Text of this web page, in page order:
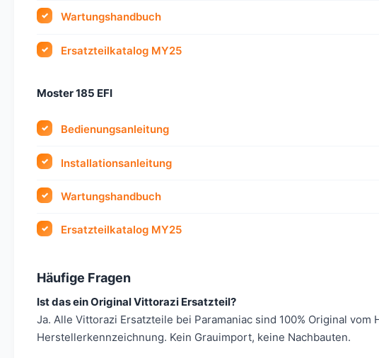
Wartungshandbuch
Ersatzteilkatalog MY25
Moster 185 EFI
Bedienungsanleitung
Installationsanleitung
Wartungshandbuch
Ersatzteilkatalog MY25
Häufige Fragen
Ist das ein Original Vittorazi Ersatzteil?
Ja. Alle Vittorazi Ersatzteile bei Paramaniac sind 100% Original
Herstellerkennzeichnung. Kein Grauimport, keine Nachbauten.